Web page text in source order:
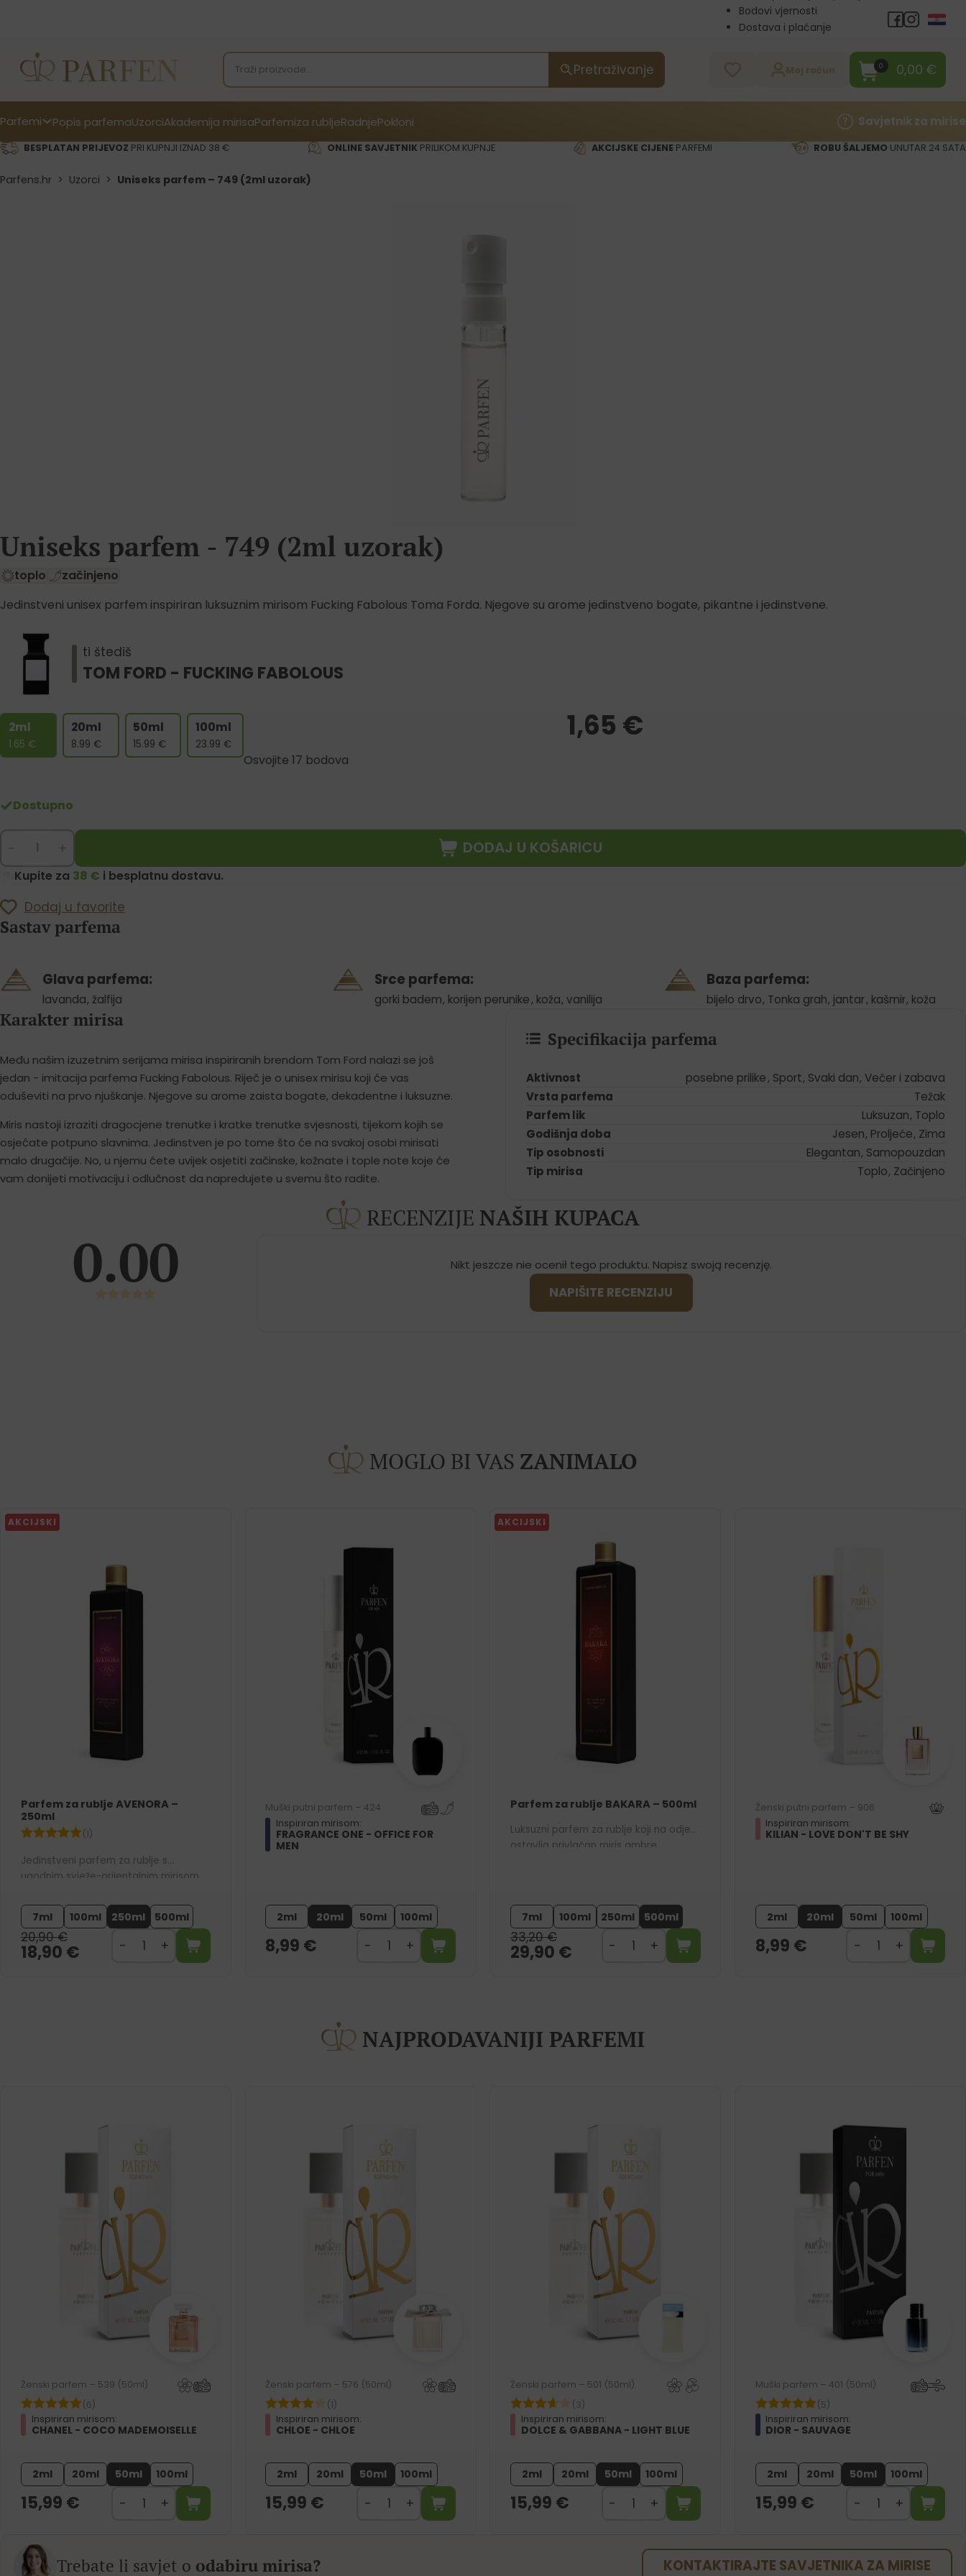
Bodovi vjernosti
Dostava i plaćanje
Pretraživanje 0 0,00 €
Parfemi Popis parfemaUzorciAkademija mirisaParfemiza rubljeRadnjePokloni Savjetnik za mirise
BESPLATAN PRIJEVOZ PRI KUPNJI IZNAD 38 € ONLINE SAVJETNIKPRILIKOM KUPNJE AKCIJSKE CIJENEPARFEMI ROBU ŠALJEMO UNUTAR 24 SATA
Parfens.hr > Uzorci > Uniseks parfem – 749 (2ml uzorak)
Uniseks parfem - 749 (2ml uzorak)
toplo
začinjeno
Jedinstveni unisex parfem inspiriran luksuznim mirisom Fucking Fabolous Toma Forda. Njegove su arome jedinstveno bogate, pikantne i jedinstvene.
ti štediš
TOM FORD - FUCKING FABOLOUS
2ml
1.65 €
20ml
8.99 €
50ml
15.99 €
100ml
23.99 €
1,65 €
Osvojite 17 bodova
Dostupno
DODAJ U KOŠARICU
Kupite za 38 € i besplatnu dostavu.
Dodaj u favorite
Sastav parfema
Glava parfema:
lavanda, žalfija
Srce parfema:
gorki badem, korijen perunike, koža, vanilija
Baza parfema:
bijelo drvo, Tonka grah, jantar, kašmir, koža
Karakter mirisa
Među našim izuzetnim serijama mirisa inspiriranih brendom Tom Ford nalazi se još
jedan - imitacija parfema Fucking Fabolous. Riječ je o unisex mirisu koji će vas
oduševiti na prvo njuškanje. Njegove su arome zaista bogate, dekadentne i luksuzne.
Miris nastoji izraziti dragocjene trenutke i kratke trenutke svjesnosti, tijekom kojih se
osjećate potpuno slavnima. Jedinstven je po tome što će na svakoj osobi mirisati
malo drugačije. No, u njemu ćete uvijek osjetiti začinske, kožnate i tople note koje će
vam donijeti motivaciju i odlučnost da napredujete u svemu što radite.
Specifikacija parfema
Aktivnost posebne prilike, Sport, Svaki dan, Večer i zabava
Vrsta parfema
Težak
Parfem lik
Luksuzan, Toplo
Godišnja doba
Jesen, Proljeće, Zima
Tip osobnosti
Elegantan, Samopouzdan
Tip mirisa
Toplo, Začinjeno
RECENZIJE NAŠIH KUPACA
0.00 Nikt jeszcze nie ocenił tego produktu. Napisz swoją recenzję.
NAPIŠITE RECENZIJU
MOGLO BI VAS ZANIMALO
AKCIJSKI
Parfem za rublje AVENORA –
250ml
(1)
Jedinstveni parfem za rublje s
ugodnim svježe-orijentalnim mirisom.
aromu čistoće, svježine i elegancije.
7ml 100ml 250ml 500ml
20,90€
18,90 €
Muški putni parfem – 424
Inspiriran mirisom:
FRAGRANCE ONE - OFFICE FOR
MEN
2ml 20ml 50ml 100ml
8,99 €
AKCIJSKI
Parfem za rublje BAKARA – 500ml
Luksuzni parfem za rublje koji na odjeći
ostavlja privlačan miris ambre.
7ml 100ml 250ml 500ml
33,20€
29,90 €
Ženski putni parfem – 906
Inspiriran mirisom:
KILIAN - LOVE DON'T BE SHY
2ml 20ml 50ml 100ml
8,99 €
NAJPRODAVANIJI PARFEMI
Ženski parfem – 539 (50ml)
(6)
Inspiriran mirisom:
CHANEL - COCO MADEMOISELLE
2ml 20ml 50ml 100ml
15,99 €
Ženski parfem – 576 (50ml)
(1)
Inspiriran mirisom:
CHLOE - CHLOE
2ml 20ml 50ml 100ml
15,99 €
Ženski parfem – 501 (50ml)
(3)
Inspiriran mirisom:
DOLCE & GABBANA - LIGHT BLUE
2ml 20ml 50ml 100ml
15,99 €
Muški parfem – 401 (50ml)
(5)
Inspiriran mirisom:
DIOR - SAUVAGE
2ml 20ml 50ml 100ml
15,99 €
Trebate li savjet o odabiru mirisa? KONTAKTIRAJTE SAVJETNIKA ZA MIRISE